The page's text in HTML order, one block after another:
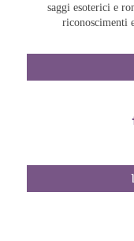
saggi esoterici e
riconoscimenti